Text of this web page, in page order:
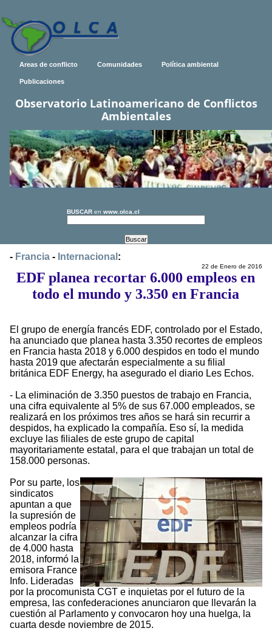
Areas de conflicto Comunidades Política ambiental
Publicaciones
Observatorio Latinoamericano de Conflictos
Ambientales
BUSCAR en www.olca.cl
- Francia - Internacional :
22 de Enero de 2016
EDF planea recortar 6.000 empleos en
todo el mundo y 3.350 en Francia
El grupo de energía francés EDF, controlado por el Estado,
ha anunciado que planea hasta 3.350 recortes de empleos
en Francia hasta 2018 y 6.000 despidos en todo el mundo
hasta 2019 que afectarán especialmente a su filial
británica EDF Energy, ha asegurado el diario Les Echos.
- La eliminación de 3.350 puestos de trabajo en Francia,
una cifra equivalente al 5% de sus 67.000 empleados, se
realizará en los próximos tres años se hará sin recurrir a
despidos, ha explicado la compañía. Eso sí, la medida
excluye las filiales de este grupo de capital
mayoritariamente estatal, para el que trabajan un total de
158.000 personas.
Por su parte, los
sindicatos
apuntan a que
la supresión de
empleos podría
alcanzar la cifra
de 4.000 hasta
2018, informó la
emisora France
Info. Lideradas
por la procomunista CGT e inquietas por el futuro de la
empresa, las confederaciones anunciaron que llevarán la
cuestión al Parlamento y convocaron hoy una huelga, la
cuarta desde noviembre de 2015.